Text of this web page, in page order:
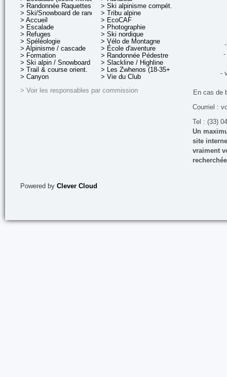
> Randonnée Raquettes
> Ski/Snowboard de rando.
> Accueil
> Escalade
> Refuges
> Spéléologie
> Alpinisme / cascade
> Formation
> Ski alpin / Snowboard
> Trail & course orient.
> Canyon
> Ski alpinisme compét.
> Tribu alpine
> EcoCAF
> Photographie
> Ski nordique
> Vélo de Montagne
> École d'aventure
> Randonnée Pédestre
> Slackline / Highline
> Les Zwhenos (18-35+ ans)
> Vie du Club
> Voir les responsables par commission
-
-
En cas de
Courriel :
Tel : (33)
Un
site
vraiment
Powered by Clever Cloud